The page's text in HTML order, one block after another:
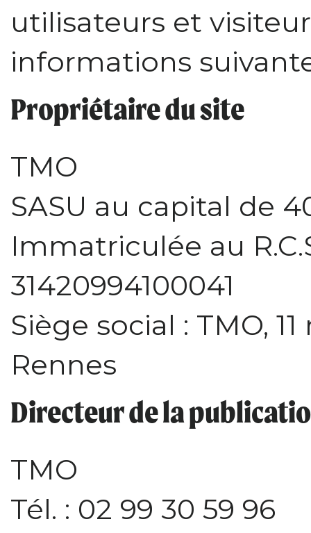
utilisateurs et
informations
Propriétaire du site
TMO
SASU au capital de
Immatriculée au
31420994100041
Siège social : TMO,
Rennes
Directeur de la
TMO
Tél. : 02 99 30 59 96